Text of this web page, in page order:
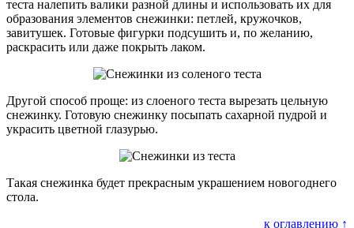
теста налепить валики разной длины и использовать их для
образования элементов снежинки: петлей, кружочков,
завитушек. Готовые фигурки подсушить и, по желанию,
раскрасить или даже покрыть лаком.
Другой способ проще: из слоеного теста вырезать цельную
снежинку. Готовую снежинку посыпать сахарной пудрой и
украсить цветной глазурью.
Такая снежинка будет прекрасным украшением новогоднего
стола.
к оглавлению ↑